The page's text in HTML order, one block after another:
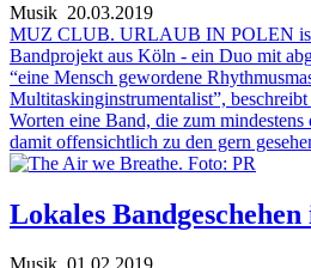
Musik 20.03.2019
MUZ CLUB. URLAUB IN POLEN ist
Bandprojekt aus Köln - ein Duo mit
“eine Mensch gewordene
Multitaskinginstrumentalist”,
Worten eine Band, die zum
damit offensichtlich zu den gern
Lokales